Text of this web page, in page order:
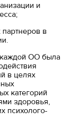
и
в
ОО была
в целях
категорий
здоровья,
психолого-